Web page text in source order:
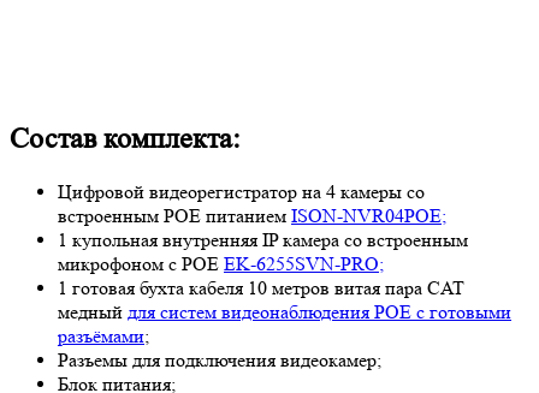
Состав комплекта:
Цифровой видеорегистратор на 4 камеры со
встроенным POE питанием ISON-NVR04POE;
1 купольная внутренняя IP камера со встроенным
микрофоном с POE EK-6255SVN-PRO;
1 готовая бухта кабеля 10 метров витая пара CAT
медный для систем видеонаблюдения POE с готовыми
разъёмами;
Разъемы для подключения видеокамер;
Блок питания;